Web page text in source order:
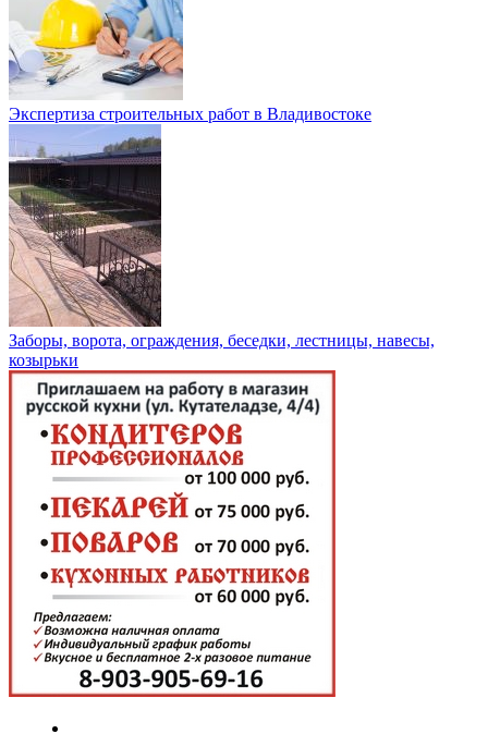
Экспертиза строительных работ в Владивостоке
Заборы, ворота, ограждения, беседки, лестницы, навесы,
козырьки